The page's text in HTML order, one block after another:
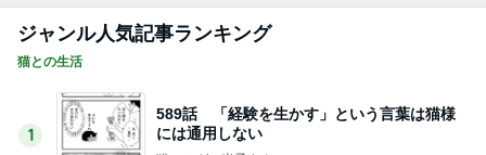
3
夏はネバネバ
母さんは今日も世話をやく